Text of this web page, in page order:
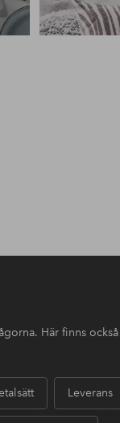
Här finns
Leverans